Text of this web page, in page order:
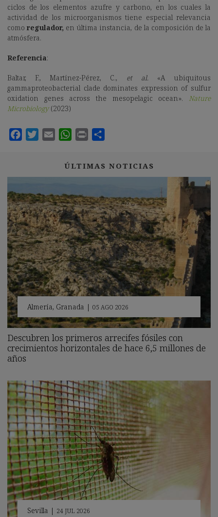
ciclos de los elementos azufre y carbono, en los cuales la
actividad de los microorganismos tiene especial relevancia
como regulador, en última instancia, de la composición de la
atmósfera.
Referencia:
Baltar, F., Martínez-Pérez, C., et al.
«A ubiquitous
gammaproteobacterial clade dominates expression of sulfur
oxidation genes across the mesopelagic ocean».
Nature
Microbiology (2023)
ÚLTIMAS NOTICIAS
Almería, Granada | 05 AGO 2026
Descubren los primeros arrecifes fósiles con
crecimientos horizontales de hace 6,5 millones de
años
Sevilla | 24 JUL 2026